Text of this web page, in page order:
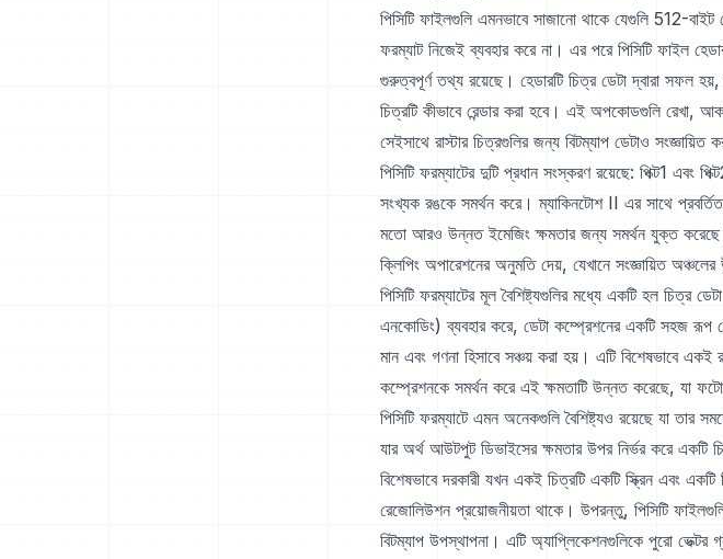
পিসিটি ফাইলগুলি এমনভাবে সাজানো থাকে যেগুলি 512-বাইট
ফরম্যাট নিজেই ব্যবহার করে না। এর পরে পিসিটি ফাইল
গুরুত্বপূর্ণ তথ্য রয়েছে। হেডারটি চিত্র ডেটা দ্বারা সফল
চিত্রটি কীভাবে রেন্ডার করা হবে। এই অপকোডগুলি রেখা,
সেইসাথে রাস্টার চিত্রগুলির জন্য বিটম্যাপ ডেটাও সংজ্ঞায়িত
পিসিটি ফরম্যাটের দুটি প্রধান সংস্করণ রয়েছে: পিক্ট1 এবং
সংখ্যক রঙকে সমর্থন করে। ম্যাকিনটোশ II এর সাথে
মতো আরও উন্নত ইমেজিং ক্ষমতার জন্য সমর্থন যুক্ত
ক্লিপিং অপারেশনের অনুমতি দেয়, যেখানে সংজ্ঞায়িত
পিসিটি ফরম্যাটের মূল বৈশিষ্ট্যগুলির মধ্যে একটি হল চিত্র
এনকোডিং) ব্যবহার করে, ডেটা কম্প্রেশনের একটি সহজ রূপ
মান এবং গণনা হিসাবে সঞ্চয় করা হয়। এটি বিশেষভাবে
কম্প্রেশনকে সমর্থন করে এই ক্ষমতাটি উন্নত করেছে, যা
পিসিটি ফরম্যাটে এমন অনেকগুলি বৈশিষ্ট্যও রয়েছে যা
যার অর্থ আউটপুট ডিভাইসের ক্ষমতার উপর নির্ভর করে একটি
বিশেষভাবে দরকারী যখন একই চিত্রটি একটি স্ক্রিন এবং
রেজোলিউশন প্রয়োজনীয়তা থাকে। উপরন্তু, পিসিটি
বিটম্যাপ উপস্থাপনা। এটি অ্যাপ্লিকেশনগুলিকে পুরো ভেক্টর